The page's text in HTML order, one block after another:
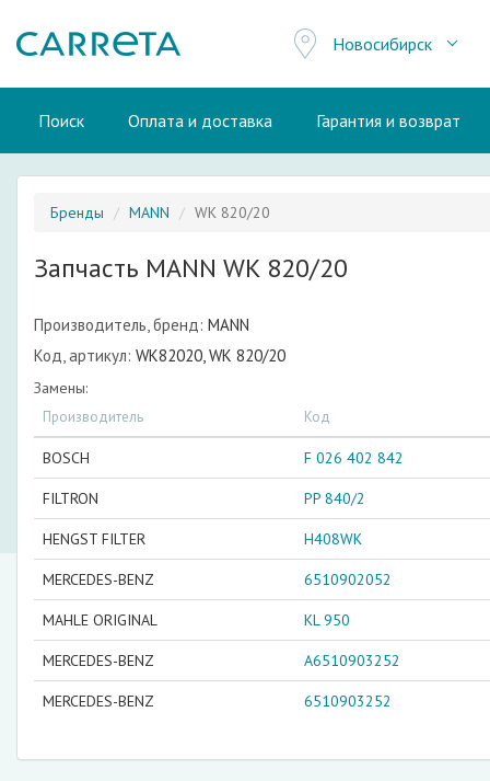
Новосибирск
Поиск Оплата и доставка Гарантия и возврат
Бренды MANN WK 820/20
Запчасть MANN WK 820/20
Производитель, бренд: MANN
Код, артикул: WK82020, WK 820/20
Замены:
Производитель Код
BOSCH F 026 402 842
FILTRON PP 840/2
HENGST FILTER H408WK
MERCEDES-BENZ 6510902052
MAHLE ORIGINAL KL 950
MERCEDES-BENZ A6510903252
MERCEDES-BENZ 6510903252